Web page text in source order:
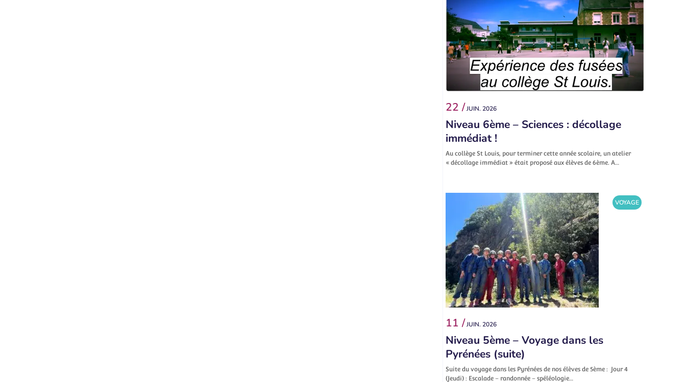
22 /JUIN. 2026
Niveau 6ème – Sciences : décollage
immédiat !
Au collège St Louis, pour terminer cette année scolaire, un atelier
« décollage immédiat » était proposé aux élèves de 6ème. A…
VOYAGE
11 /JUIN. 2026
Niveau 5ème – Voyage dans les
Pyrénées (suite)
Suite du voyage dans les Pyrénées de nos élèves de 5ème : Jour 4
(Jeudi) : Escalade – randonnée – spéléologie…